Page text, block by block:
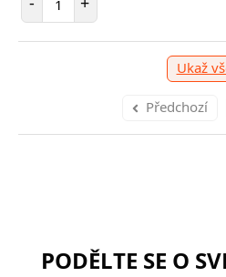
Ukaž
Předchozí
PODĚLTE SE O